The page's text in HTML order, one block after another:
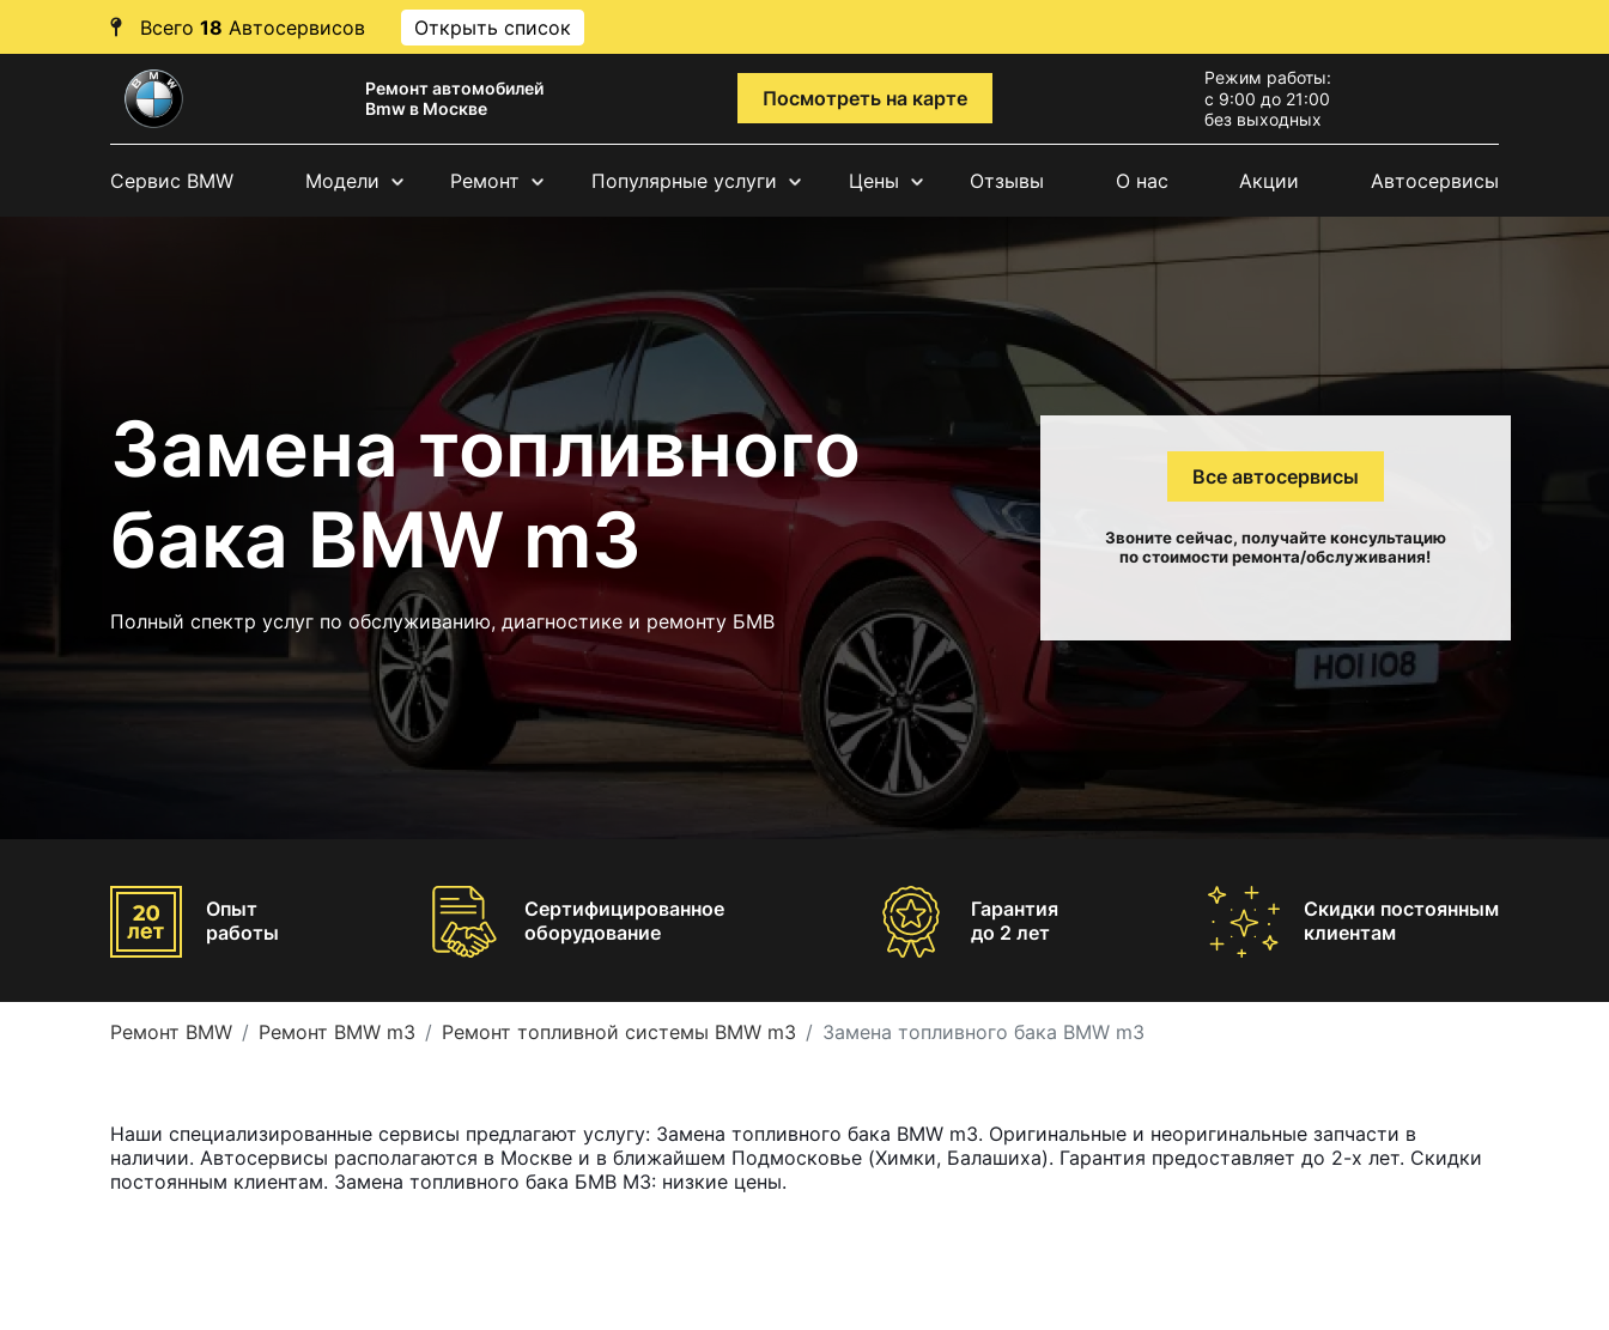
Всего 18 Автосервисов Открыть список
Ремонт автомобилей
Bmw в Москве
Посмотреть на карте
Режим работы:
с 9:00 до 21:00
без выходных
Сервис BMW Модели Ремонт Популярные услуги Цены Отзывы О нас Акции Автосервисы
Замена топливного
бака BMW m3
Полный спектр услуг по обслуживанию, диагностике и ремонту БМВ
Все автосервисы
Звоните сейчас, получайте консультацию
по стоимости ремонта/обслуживания!
Опыт
работы
Сертифицированное
оборудование
Гарантия
до 2 лет
Скидки постоянным
клиентам
Ремонт BMW Ремонт BMW m3 Ремонт топливной системы BMW m3 Замена топливного бака BMW m3
Наши специализированные сервисы предлагают услугу: Замена топливного бака BMW m3. Оригинальные и неоригинальные запчасти в
наличии. Автосервисы располагаются в Москве и в ближайшем Подмосковье (Химки, Балашиха). Гарантия предоставляет до 2-х лет. Скидки
постоянным клиентам. Замена топливного бака БМВ М3: низкие цены.